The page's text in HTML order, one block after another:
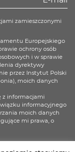
zamieszczonymi
Europejskiego
ochrony osób
i w sprawie
dyrektywy
przez Instytut Polski
moich danych
z informacjami
informacyjnego
moich danych
mi prawa, o